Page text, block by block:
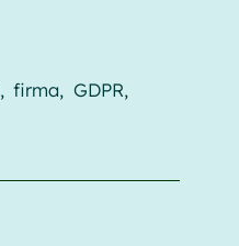
firma
GDPR